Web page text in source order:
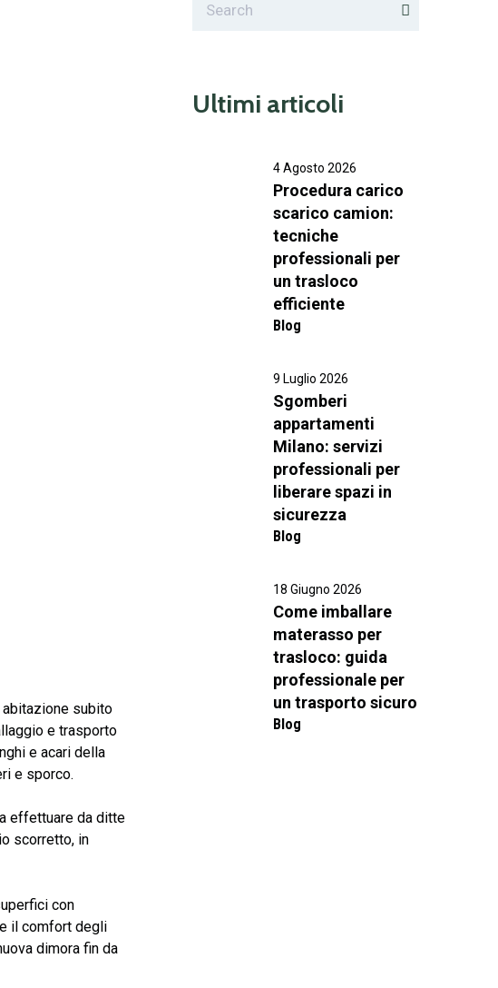
Ultimi articoli
4 Agosto 2026
Procedura carico
scarico camion:
tecniche
professionali per
un trasloco
efficiente
Blog
9 Luglio 2026
Sgomberi
appartamenti
Milano: servizi
professionali per
liberare spazi in
sicurezza
Blog
18 Giugno 2026
Come imballare
materasso per
trasloco: guida
professionale per
un trasporto sicuro
Blog
abitazione subito
e trasporto
e acari della
e sporco.
effettuare da ditte
scorretto, in
con
il comfort degli
dimora fin da